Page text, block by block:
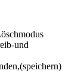
und